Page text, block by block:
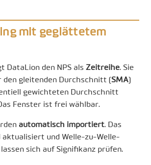
mit geglättetem
DataLion den NPS als Zeitreihe. Sie
den gleitenden Durchschnitt (SMA)
gewichteten Durchschnitt
Fenster ist frei wählbar.
automatisch importiert. Das
aktualisiert und Welle-zu-Welle-
sich auf Signifikanz prüfen.